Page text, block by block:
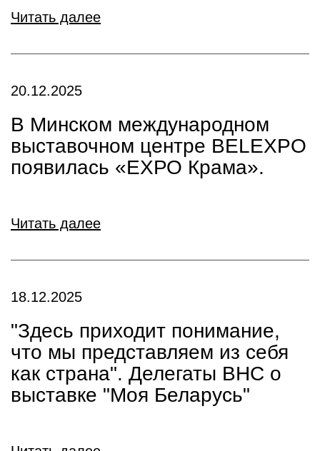
Читать далее
20.12.2025
В Минском международном
выставочном центре BELEXPO
появилась «ЕХРО Крама».
Читать далее
18.12.2025
"Здесь приходит понимание,
что мы представляем из себя
как страна". Делегаты ВНС о
выставке "Моя Беларусь"